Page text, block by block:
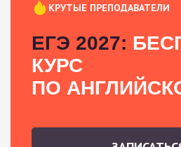
КРУТЫЕ ПРЕПОДАВАТЕЛИ
ЕГЭ 2027:
КУРС
ПО